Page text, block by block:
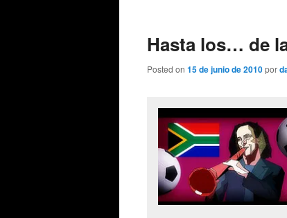
Hasta los… de
Posted on 15 de junio de 2010por